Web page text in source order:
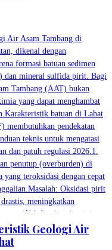
Geologi Air